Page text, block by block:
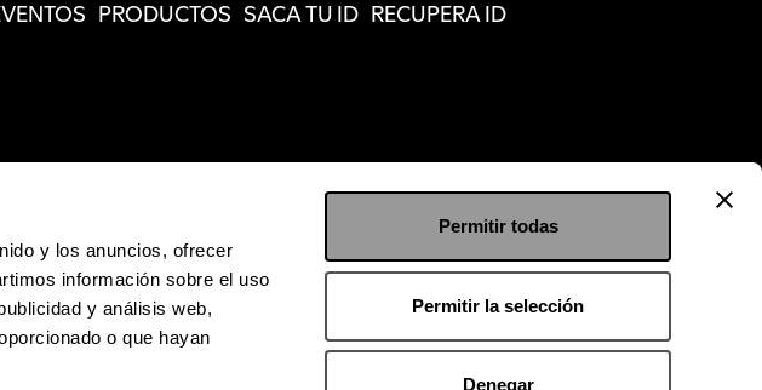
y los anuncios, ofrecer
información sobre el uso
y análisis web,
o que hayan
Permitir todas
Permitir la selección
Denegar
PRODUCTOS SACA TU ID RECUPERA ID